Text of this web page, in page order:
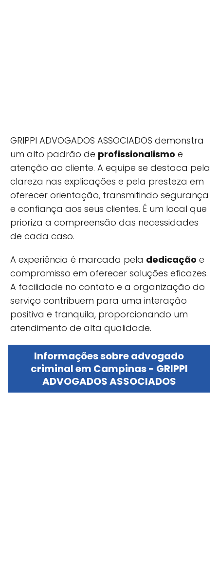
GRIPPI ADVOGADOS ASSOCIADOS demonstra
um alto padrão de profissionalismo e
atenção ao cliente. A equipe se destaca pela
clareza nas explicações e pela presteza em
oferecer orientação, transmitindo segurança
e confiança aos seus clientes. É um local que
prioriza a compreensão das necessidades
de cada caso.
A experiência é marcada pela dedicação e
compromisso em oferecer soluções eficazes.
A facilidade no contato e a organização do
serviço contribuem para uma interação
positiva e tranquila, proporcionando um
atendimento de alta qualidade.
Informações sobre advogado
criminal em Campinas - GRIPPI
ADVOGADOS ASSOCIADOS